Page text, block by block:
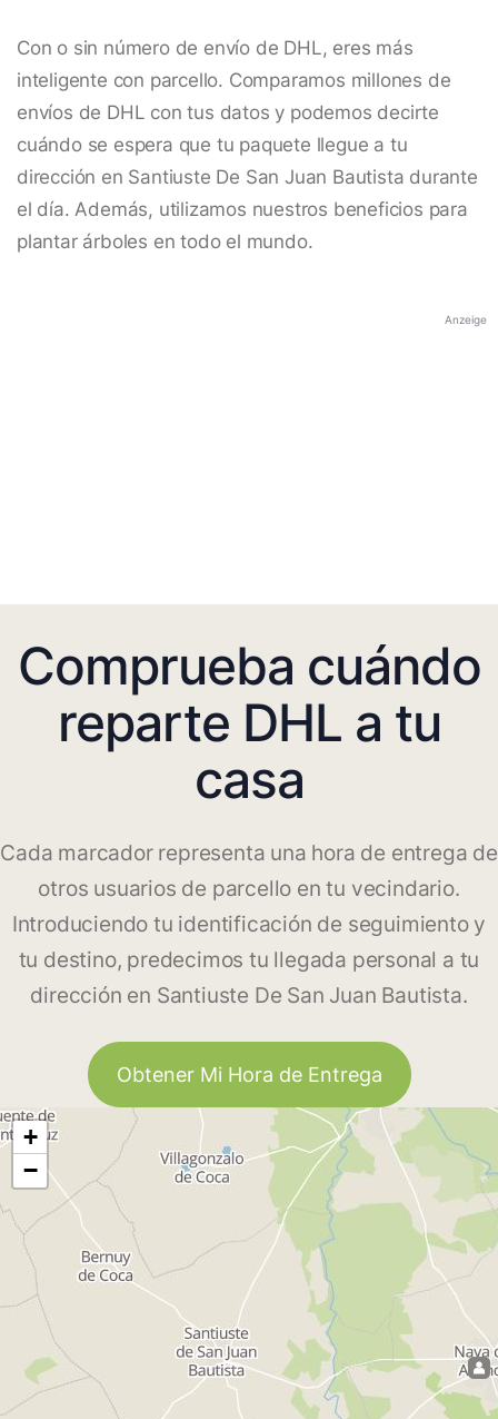
Con o sin número de envío de DHL, eres más
inteligente con parcello. Comparamos millones de
envíos de DHL con tus datos y podemos decirte
cuándo se espera que tu paquete llegue a tu
dirección en Santiuste De San Juan Bautista durante
el día. Además, utilizamos nuestros beneficios para
plantar árboles en todo el mundo.
Anzeige
Comprueba cuándo
reparte DHL a tu
casa
Cada marcador representa una hora de entrega de
otros usuarios de parcello en tu vecindario.
Introduciendo tu identificación de seguimiento y
tu destino, predecimos tu llegada personal a tu
dirección en Santiuste De San Juan Bautista.
Obtener Mi Hora de Entrega
+
−